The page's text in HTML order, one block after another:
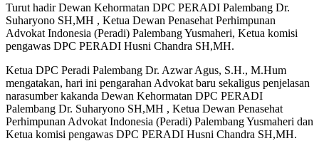
Turut hadir Dewan Kehormatan DPC PERADI Palembang Dr.
Suharyono SH,MH , Ketua Dewan Penasehat Perhimpunan
Advokat Indonesia (Peradi) Palembang Yusmaheri, Ketua komisi
pengawas DPC PERADI Husni Chandra SH,MH.
Ketua DPC Peradi Palembang Dr. Azwar Agus, S.H., M.Hum
mengatakan, hari ini pengarahan Advokat baru sekaligus penjelasan
narasumber kakanda Dewan Kehormatan DPC PERADI
Palembang Dr. Suharyono SH,MH , Ketua Dewan Penasehat
Perhimpunan Advokat Indonesia (Peradi) Palembang Yusmaheri dan
Ketua komisi pengawas DPC PERADI Husni Chandra SH,MH.